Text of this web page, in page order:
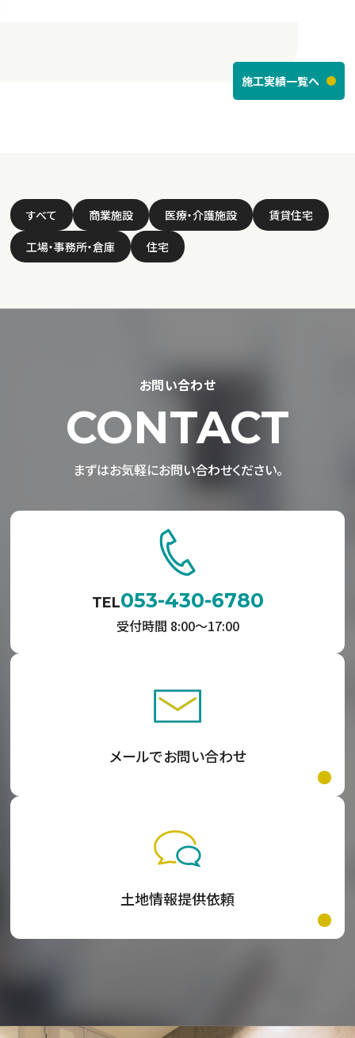
施工実績一覧へ
すべて 商業施設 医療・介護施設
賃貸住宅
工場・事務所・倉庫
住宅
お問い合わせ
CONTACT
まずはお気軽にお問い合わせください。
TEL053-430-6780
受付時間 8:00〜17:00
メールでお問い合わせ
土地情報提供依頼